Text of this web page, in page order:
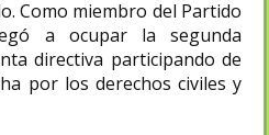
Como miembro del Partido
a ocupar la segunda
directiva participando de
por los derechos civiles y